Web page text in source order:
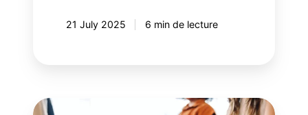
21 July 2025 6 min de lecture
Tracking